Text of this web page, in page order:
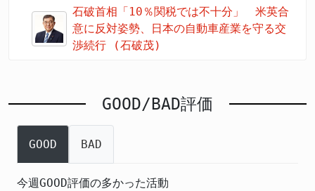
石破首相「10％関税では不十分」 米英合
意に反対姿勢、日本の自動車産業を守る交
渉続行 (石破茂)
GOOD/BAD評価
GOOD BAD
今週GOOD評価の多かった活動